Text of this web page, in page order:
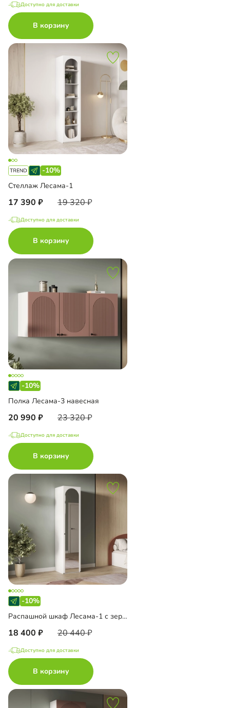
Доступно для доставки
В корзину
-10%
Стеллаж Лесама-1
17 390 19 320
Доступно для доставки
В корзину
-10%
Полка Лесама-3 навесная
20 990 23 320
Доступно для доставки
В корзину
-10%
Распашной шкаф Лесама-1 с зеркалом
18 400 20 440
Доступно для доставки
В корзину